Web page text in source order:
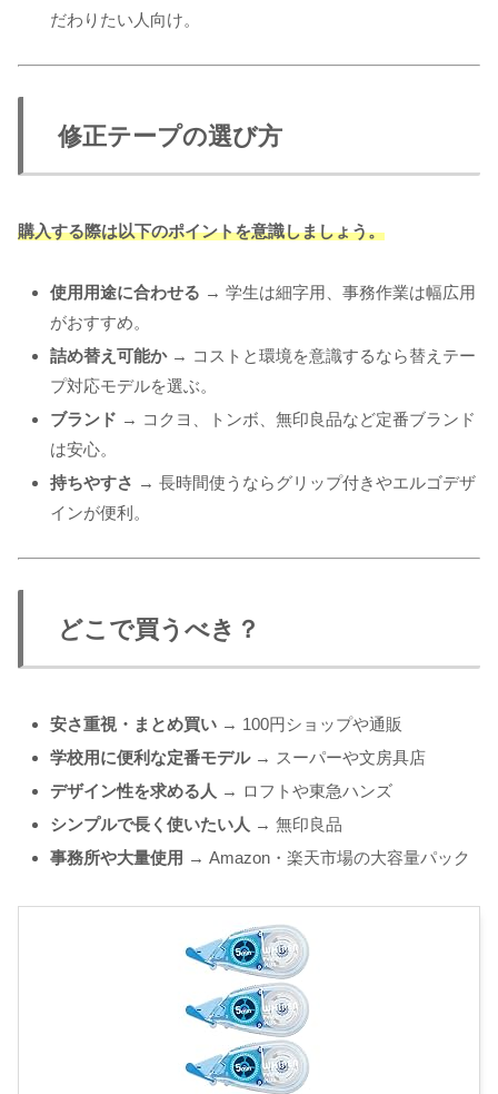
だわりたい人向け。
修正テープの選び方
購入する際は以下のポイントを意識しましょう。
使用用途に合わせる → 学生は細字用、事務作業は幅広用
がおすすめ。
詰め替え可能か→ コストと環境を意識するなら替えテー
プ対応モデルを選ぶ。
ブランド → コクヨ、トンボ、無印良品など定番ブランド
は安心。
持ちやすさ → 長時間使うならグリップ付きやエルゴデザ
インが便利。
どこで買うべき？
安さ重視・まとめ買い → 100円ショップや通販
学校用に便利な定番モデル→ スーパーや文房具店
デザイン性を求める人 → ロフトや東急ハンズ
シンプルで長く使いたい人 → 無印良品
事務所や大量使用 → Amazon・楽天市場の大容量パック